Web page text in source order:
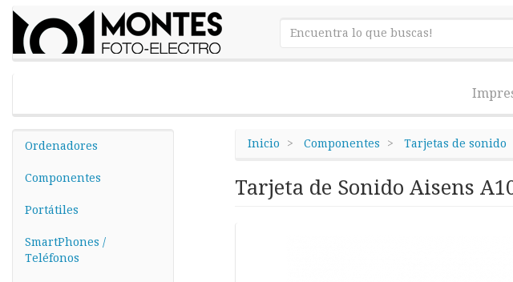
Ordenadores
Componentes
Portátiles
SmartPhones /
Teléfonos
Inicio Componentes Tarjetas de sonido
Tarjeta de Sonido Aisens